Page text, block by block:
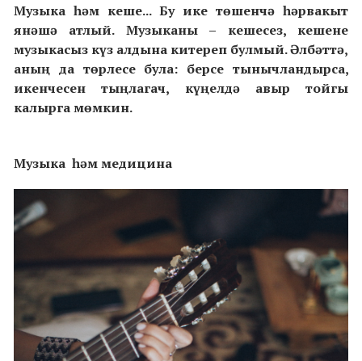
Музыка һәм кеше... Бу ике төшенчә һәрвакыт
янәшә атлый. Музыканы – кешесез, кешене
музыкасыз күз алдына китереп булмый. Әлбәттә,
аның да төрлесе була: берсе тынычландырса,
икенчесен тыңлагач, күңелдә авыр тойгы
калырга мөмкин.
Музыка һәм медицина